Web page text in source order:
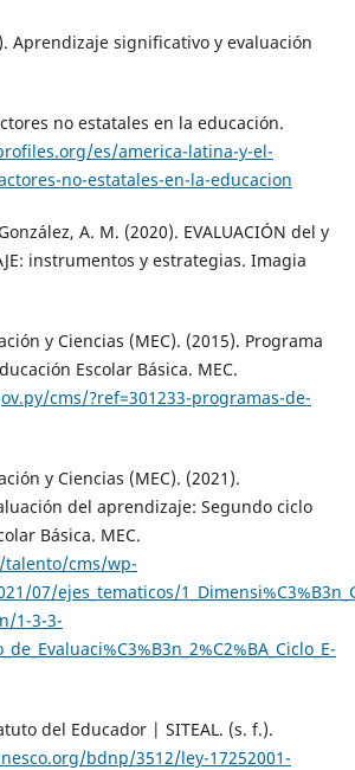
Aprendizaje significativo y evaluación
no estatales en la educación.
es/america-latina-y-el-
no-estatales-en-la-educacion
A. M. (2020). EVALUACIÓN del y
instrumentos y estrategias. Imagia
y Ciencias (MEC). (2015). Programa
Escolar Básica. MEC.
cms/?ref=301233-programas-de-
y Ciencias (MEC). (2021).
del aprendizaje: Segundo ciclo
Básica. MEC.
cms/wp-
07/ejes_tematicos/
1-3-3-
del Educador | SITEAL. (s. f.).
bdnp/3512/ley-17252001-